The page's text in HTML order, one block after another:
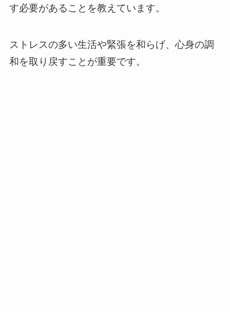
す必要があることを教えています。
ストレスの多い生活や緊張を和らげ、心身の調
和を取り戻すことが重要です。